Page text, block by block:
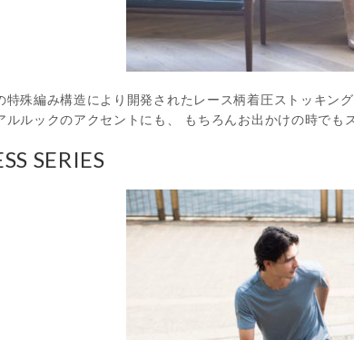
特殊編み構造により開発されたレース柄着圧ストッキン
ルルックのアクセントにも、 もちろんお出かけの時でも
SERIES